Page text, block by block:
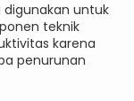
digunakan untuk
teknik
karena
penurunan